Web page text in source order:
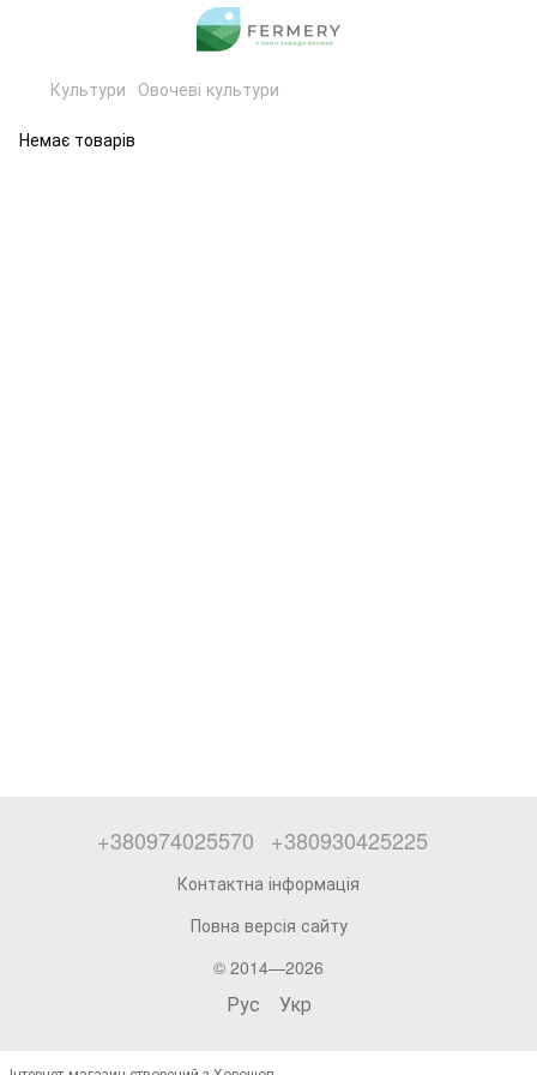
Культури Овочеві культури
Немає товарів
+380974025570 +380930425225
Контактна інформація
Повна версія сайту
© 2014—2026
Рус Укр